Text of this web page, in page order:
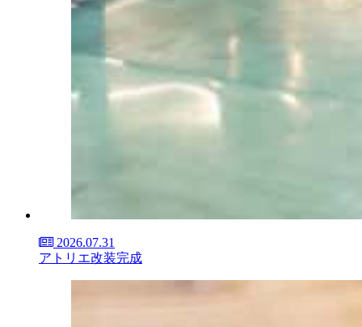
2026.07.31
アトリエ改装完成